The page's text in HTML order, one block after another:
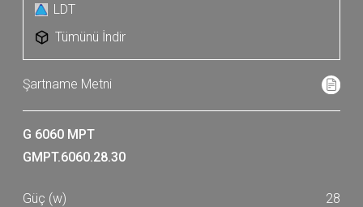
LDT
Tümünü İndir
G 6060 MPT
GMPT.6060.28.30
28